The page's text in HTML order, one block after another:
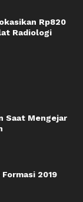
Rp820
Radiologi
Saat Mengejar
Formasi 2019